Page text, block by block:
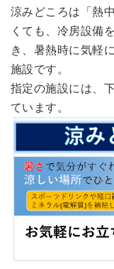
涼みどころは「熱
くても、冷房設備
き、暑熱時に気軽
施設です。
指定の施設には、
ています。